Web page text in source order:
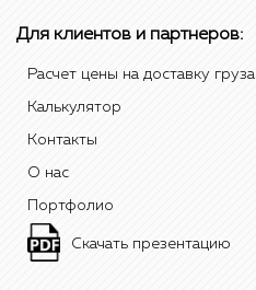
Для клиентов и партнеров:
Расчет цены на доставку груза
Калькулятор
Контакты
О нас
Портфолио
Скачать презентацию